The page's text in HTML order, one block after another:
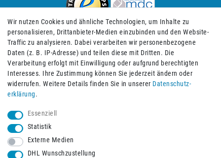
Impressum Daten­schutz­erklärung AGB
Wir nutzen Cookies und ähnliche Technologien, um Inhalte zu
personalisieren, Drittanbieter-Medien einzubinden und den Website-
Traffic zu analysieren. Dabei verarbeiten wir personenbezogene
Daten (z. B. IP-Adresse) und teilen diese mit Dritten. Die
Verarbeitung erfolgt mit Einwilligung oder aufgrund berechtigten
Interesses. Ihre Zustimmung können Sie jederzeit ändern oder
widerrufen. Weitere Details finden Sie in unserer Daten­schutz­
erklärung.
Essenziell
Statistik
Externe Medien
DHL Wunschzustellung